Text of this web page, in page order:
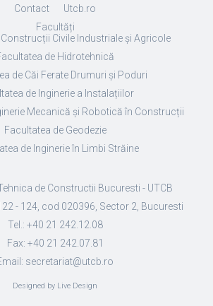
Contact
Utcb.ro
Facultăți
Civile Industriale și Agricole
de Hidrotehnică
de Căi Ferate Drumuri și Poduri
de Inginerie a Instalațiilor
Mecanică și Robotică în Construcții
Facultatea de Geodezie
de Inginerie în Limbi Străine
de Constructii Bucuresti - UTCB
- 124, cod 020396, Sector 2, Bucuresti
Tel.: +40 21 242.12.08
Fax: +40 21 242.07.81
secretariat@utcb.ro
Designed by Live Design